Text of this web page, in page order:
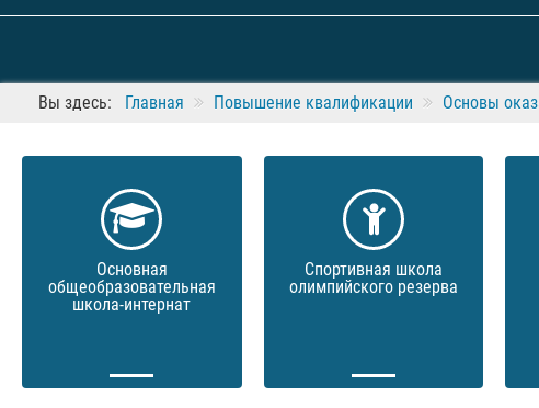
Вы здесь: Главная Повышение квалификации Основы
Основная
общеобразовательная
школа-интернат
Спортивная школа
олимпийского резерва